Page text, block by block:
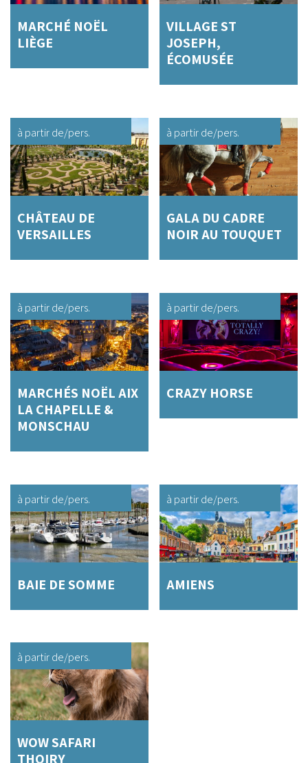
MARCHÉ NOËL
LIÈGE
VILLAGE ST
JOSEPH,
ÉCOMUSÉE
à partir de/pers.
CHÂTEAU DE
VERSAILLES
à partir de/pers.
GALA DU CADRE
NOIR AU TOUQUET
à partir de/pers.
MARCHÉS NOËL AIX
LA CHAPELLE &
MONSCHAU
à partir de/pers.
CRAZY HORSE
à partir de/pers.
BAIE DE SOMME
à partir de/pers.
AMIENS
à partir de/pers.
WOW SAFARI
THOIRY